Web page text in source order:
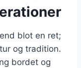
blot en ret;
og tradition.
bordet og